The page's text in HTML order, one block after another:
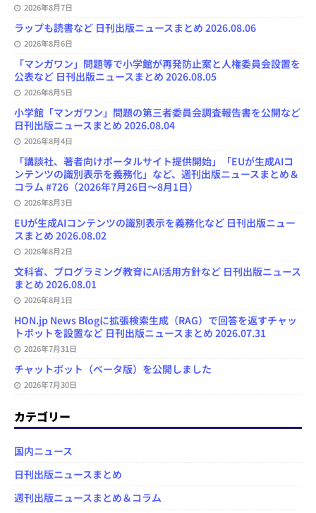
2026年8月7日
ラップも読書など 日刊出版ニュースまとめ 2026.08.06
2026年8月6日
「マンガワン」問題等で小学館が再発防止案と人権委員会設置を
公表など 日刊出版ニュースまとめ 2026.08.05
2026年8月5日
小学館「マンガワン」問題の第三者委員会調査報告書を公開など
日刊出版ニュースまとめ 2026.08.04
2026年8月4日
「講談社、著者向けポータルサイト提供開始」「EUが生成AIコ
ンテンツの識別表示を義務化」など、週刊出版ニュースまとめ＆
コラム #726（2026年7月26日～8月1日）
2026年8月3日
EUが生成AIコンテンツの識別表示を義務化など 日刊出版ニュー
スまとめ 2026.08.02
2026年8月2日
文科省、プログラミング教育にAI活用方針など 日刊出版ニュース
まとめ 2026.08.01
2026年8月1日
HON.jp News Blogに拡張検索生成（RAG）で回答を返すチャッ
トボットを設置など 日刊出版ニュースまとめ 2026.07.31
2026年7月31日
チャットボット（ベータ版）を公開しました
2026年7月30日
カテゴリー
国内ニュース
日刊出版ニュースまとめ
週刊出版ニュースまとめ＆コラム